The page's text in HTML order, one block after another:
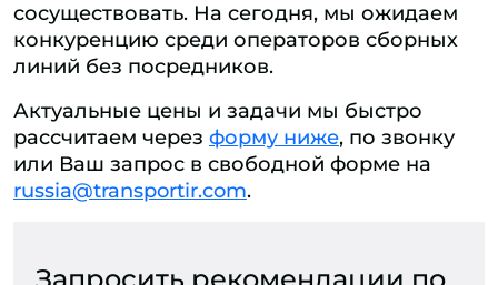
сосуществовать. На сегодня, мы ожидаем
конкуренцию среди операторов сборных
линий без посредников.
Актуальные цены и задачи мы быстро
рассчитаем через форму ниже, по звонку
или Ваш запрос в свободной форме на
russia@transportir.com.